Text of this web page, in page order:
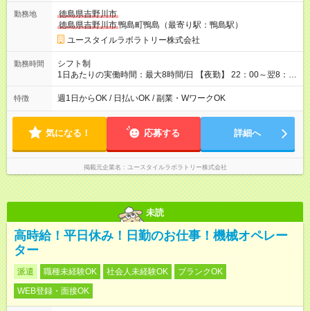
月 ※ 雇用形態と給与に、本採用時と異なる部分があります。 雇
用形態：本採用時と同じです。 給与：時給 1,480円以上
勤務地
徳島県吉野川市
徳島県吉野川市鴨島町鴨島（最寄り駅：鴨島駅）
ユースタイルラボラトリー株式会社
勤務時間
シフト制
1日あたりの実働時間：最大8時間/日 【夜勤】 22：00～翌8：
00 ※週1日～OK ／ 夜勤専従 ※上記の時間内で8時間勤務（休憩
1時間）ご利用者様により、時間は異なります。 ※曜日固定（毎
特徴 週1日からOK / 日払いOK / 副業・WワークOK
気になる！ 応募する 詳細へ
掲載元企業名 ユースタイルラボラトリー株式会社
未読
高時給！平日休み！日勤のお仕事！機械オペレー
ター
派遣 職種未経験OK 社会人未経験OK
ブランクOK
WEB登録・面接OK